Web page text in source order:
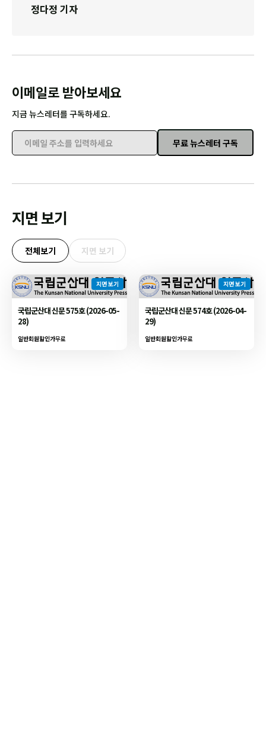
정다정 기자
이메일로 받아보세요
지금 뉴스레터를 구독하세요.
이메일 주소를 입력하세요
무료 뉴스레터 구독
지면 보기
전체보기 지면 보기
지면 보기
국립군산대 신문 575호 (2026-05-
28)
일반회원할인가무료
지면 보기
국립군산대 신문 574호 (2026-04-
29)
일반회원할인가무료